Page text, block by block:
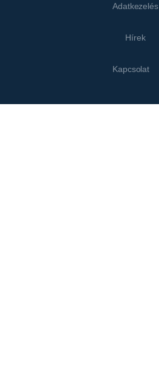
Adatkezelés
Hírek
Kapcsolat